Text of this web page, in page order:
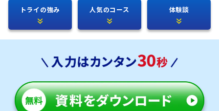
トライの強み 人気のコース 体験談